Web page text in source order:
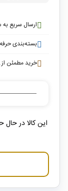
ارسال سریع
بسته‌بندی
خرید مطمئن از ECA
این کالا در